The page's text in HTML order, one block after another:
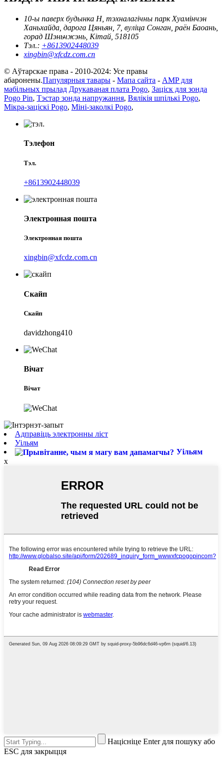
10-ы паверх будынка H, тэхналагічны парк Хуамінчэн
Ханьхайда, дарога Цяньян, 7, вуліца Сонган, раён Баоань,
горад Шэньчжэнь, Кітай, 518105
Тэл.: +8613902448039
xingbin@xfcdz.com.cn
© Аўтарскае права - 2010-2024: Усе правы
абаронены.Папулярныя тавары - Мапа сайта - AMP для
мабільных прылад Друкаваная плата Pogo, Заціск для зонда
Pogo Pin, Тэстар зонда напружання, Вялікія шпількі Pogo,
Мікра-заціскі Pogo, Міні-заколкі Pogo,
Тэлефон
Тэл.
+8613902448039
Электронная пошта
Электронная пошта
xingbin@xfcdz.com.cn
Скайп
Скайп
davidzhong410
Вічат
Вічат
Адправіць электронны ліст
Уільям
Уільям
x
Націсніце Enter для пошуку або
ESC для закрыцця